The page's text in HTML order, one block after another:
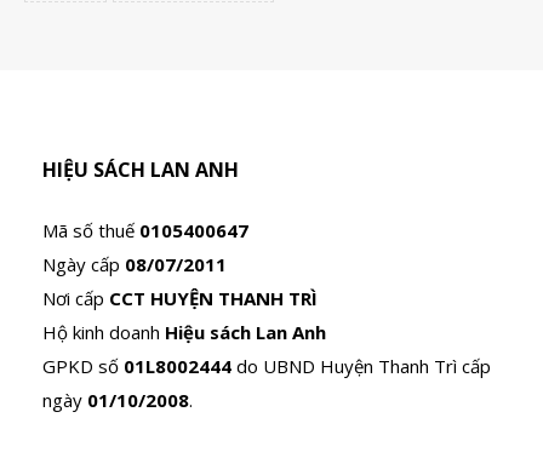
HIỆU SÁCH LAN ANH
Mã số thuế 0105400647
Ngày cấp 08/07/2011
Nơi cấp CCT HUYỆN THANH TRÌ
Hộ kinh doanh Hiệu sách Lan Anh
GPKD số 01L8002444 do UBND Huyện Thanh Trì cấp
ngày 01/10/2008.